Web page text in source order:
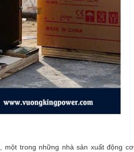
, một trong những nhà sản xuất động cơ